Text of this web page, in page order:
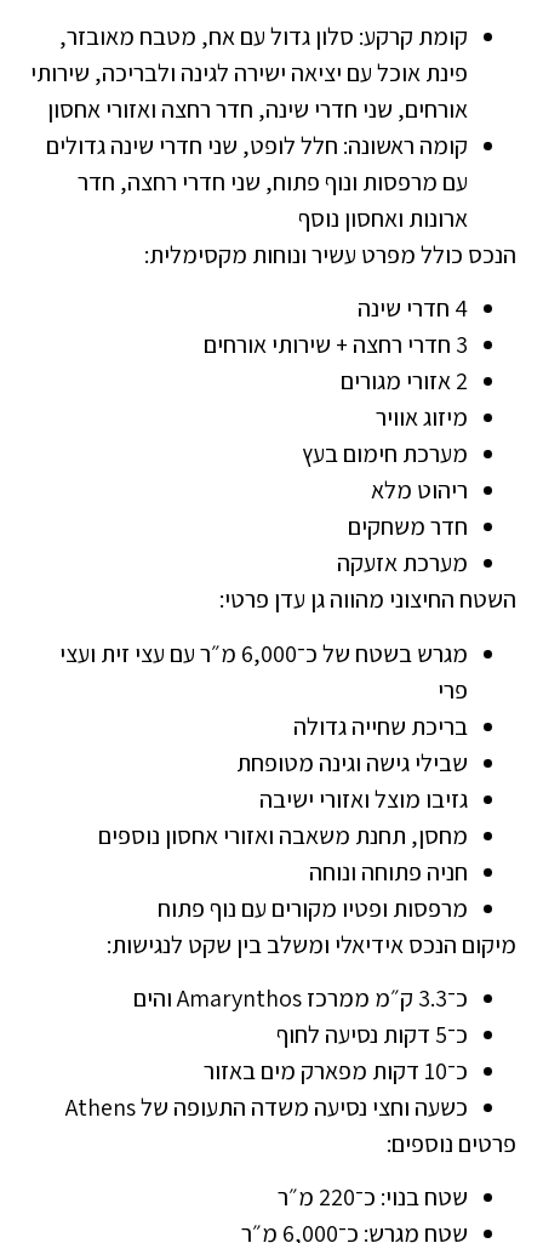
קומת קרקע: סלון גדול עם אח, מטבח מאובזר,
פינת אוכל עם יציאה ישירה לגינה ולבריכה, שירותי
אורחים, שני חדרי שינה, חדר רחצה ואזורי אחסון
קומה ראשונה: חלל לופט, שני חדרי שינה גדולים
עם מרפסות ונוף פתוח, שני חדרי רחצה, חדר
ארונות ואחסון נוסף
הנכס כולל מפרט עשיר ונוחות מקסימלית:
4 חדרי שינה
3 חדרי רחצה + שירותי אורחים
2 אזורי מגורים
מיזוג אוויר
מערכת חימום בעץ
ריהוט מלא
חדר משחקים
מערכת אזעקה
השטח החיצוני מהווה גן עדן פרטי:
מגרש בשטח של כ־6,000 מ״ר עם עצי זית ועצי
פרי
בריכת שחייה גדולה
שבילי גישה וגינה מטופחת
גזיבו מוצל ואזורי ישיבה
מחסן, תחנת משאבה ואזורי אחסון נוספים
חניה פתוחה ונוחה
מרפסות ופטיו מקורים עם נוף פתוח
מיקום הנכס אידיאלי ומשלב בין שקט לנגישות:
כ־3.3 ק״מ ממרכז Amarynthos והים
כ־5 דקות נסיעה לחוף
כ־10 דקות מפארק מים באזור
כשעה וחצי נסיעה משדה התעופה שלAthens
פרטים נוספים:
שטח בנוי: כ־220 מ״ר
שטח מגרש: כ־6,000 מ״ר